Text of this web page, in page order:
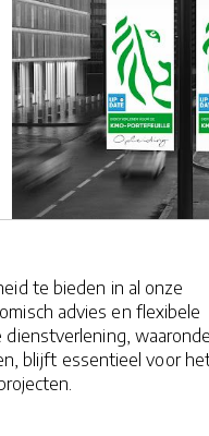
te bieden in al onze
advies en flexibele
blijft essentieel voor